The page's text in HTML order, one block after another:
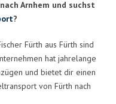
Arnhem und suchst
?
Fürth aus Fürth sind
hat jahrelange
und bietet dir einen
von Fürth nach